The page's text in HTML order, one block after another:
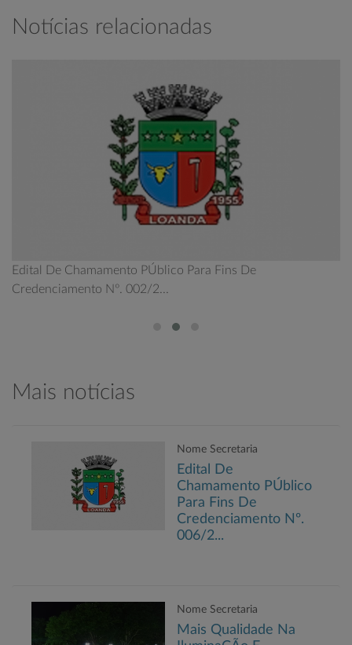
Notícias relacionadas
Edital De Chamamento PÚblico Para Fins De
Credenciamento Nº. 002/2...
Mais notícias
Nome Secretaria
Edital De
Chamamento PÚblico
Para Fins De
Credenciamento Nº.
006/2...
Nome Secretaria
Mais Qualidade Na